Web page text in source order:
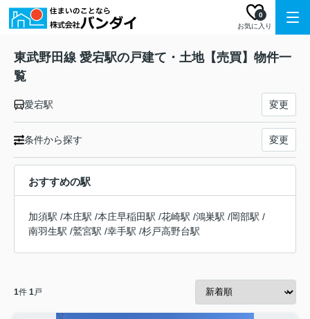
お気に入り
0
東武野田線 愛宕駅の戸建て・土地【売買】物件一
覧
愛宕駅 変更
条件から探す 変更
おすすめの駅
加須駅 /本庄駅 /本庄早稲田駅 /花崎駅 /鴻巣駅 /岡部駅 /
南羽生駅 /鷲宮駅 /幸手駅 /杉戸高野台駅
1件 1戸